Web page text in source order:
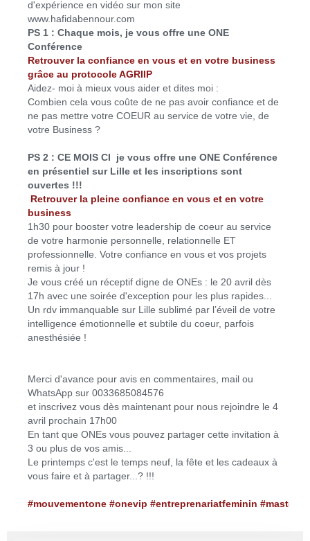
d'expérience en vidéo sur mon site
www.hafidabennour.com
PS 1 : Chaque mois, je vous offre une ONE
Conférence
Retrouver la confiance en vous et en votre business
grâce au protocole AGRIIP
Aidez- moi à mieux vous aider et dites moi :
Combien cela vous coûte de ne pas avoir confiance et de
ne pas mettre votre COEUR au service de votre vie, de
votre Business ?
PS 2 : CE MOIS CI je vous offre une ONE Conférence
en présentiel sur Lille et les inscriptions sont
ouvertes !!!
Retrouver la pleine confiance en vous et en votre
business
1h30 pour booster votre leadership de coeur au service
de votre harmonie personnelle, relationnelle ET
professionnelle. Votre confiance en vous et vos projets
remis à jour !
Je vous créé un réceptif digne de ONEs : le 20 avril dès
17h avec une soirée d'exception pour les plus rapides...
Un rdv immanquable sur Lille sublimé par l’éveil de votre
intelligence émotionnelle et subtile du coeur, parfois
anesthésiée !
Merci d'avance pour avis en commentaires, mail ou
WhatsApp sur 0033685084576
et inscrivez vous dès maintenant pour nous rejoindre le 4
avril prochain 17h00
En tant que ONEs vous pouvez partager cette invitation à
3 ou plus de vos amis...
Le printemps c'est le temps neuf, la fête et les cadeaux à
vous faire et à partager...? !!!
#mouvementone #onevip #entreprenariatfeminin